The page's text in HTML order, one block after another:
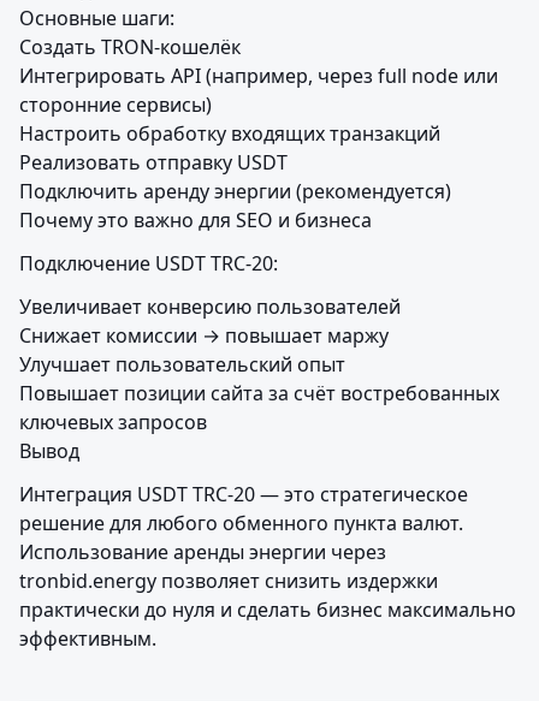
Основные шаги:
Создать TRON-кошелёк
Интегрировать API (например, через full node или
сторонние сервисы)
Настроить обработку входящих транзакций
Реализовать отправку USDT
Подключить аренду энергии (рекомендуется)
Почему это важно для SEO и бизнеса
Подключение USDT TRC-20:
Увеличивает конверсию пользователей
Снижает комиссии → повышает маржу
Улучшает пользовательский опыт
Повышает позиции сайта за счёт востребованных
ключевых запросов
Вывод
Интеграция USDT TRC-20 — это стратегическое
решение для любого обменного пункта валют.
Использование аренды энергии через
tronbid.energy позволяет снизить издержки
практически до нуля и сделать бизнес максимально
эффективным.